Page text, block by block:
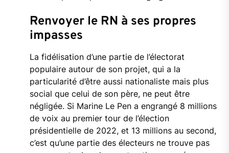
Renvoyer le RN à ses propres
impasses
La fidélisation d’une partie de l’électorat
populaire autour de son projet, qui a la
particularité d’être aussi nationaliste mais plus
social que celui de son père, ne peut être
négligée. Si Marine Le Pen a engrangé 8 millions
de voix au premier tour de l’élection
présidentielle de 2022, et 13 millions au second,
c’est qu’une partie des électeurs ne trouve pas